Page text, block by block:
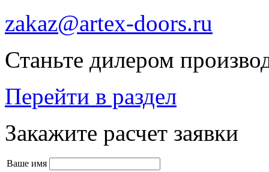
zakaz@artex-doors.ru
Станьте дилером
Перейти в раздел
Закажите расчет заявки
Ваше имя